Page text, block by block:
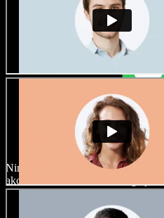
Rengeteg férfi és
Nincs két egyforma projekt.
akcentus közül, és finomhangolja